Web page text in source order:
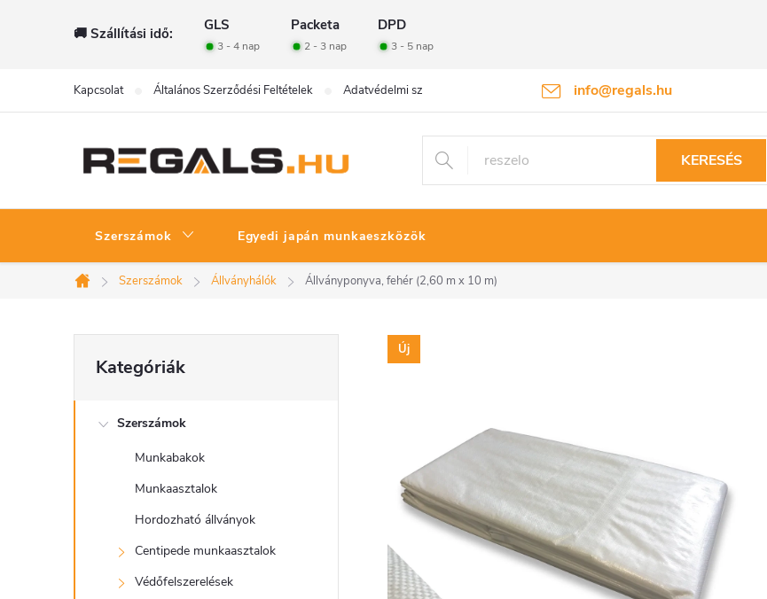
tartalomhoz
🚚 Szállítási idő: GLS Packeta DPD
3 - 4 nap 2 - 3 nap 3 - 5 nap
info@regals.hu
Kapcsolat Általános Szerződési Feltételek Adatvédelmi szabályzat Termékvisszaküldés
KERESÉS
Szerszámok Egyedi japán munkaeszközök
Kezdőlap
Szerszámok Állványhálók Állványponyva, fehér (2,60 m x 10 m)
O
l
átugrása
Kategóriák
Szerszámok
Munkabakok
Munkaasztalok
Hordozható állványok
Centipede munkaasztalok
Védőfelszerelések
Új